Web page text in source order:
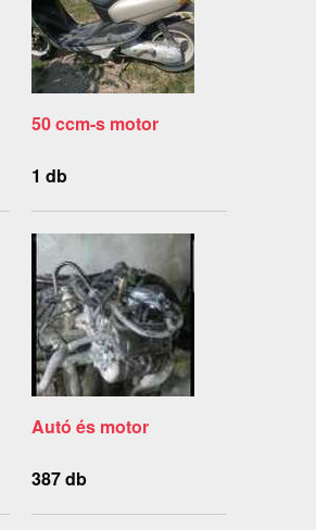
50 ccm-s motor
1 db
Autó és motor
387 db